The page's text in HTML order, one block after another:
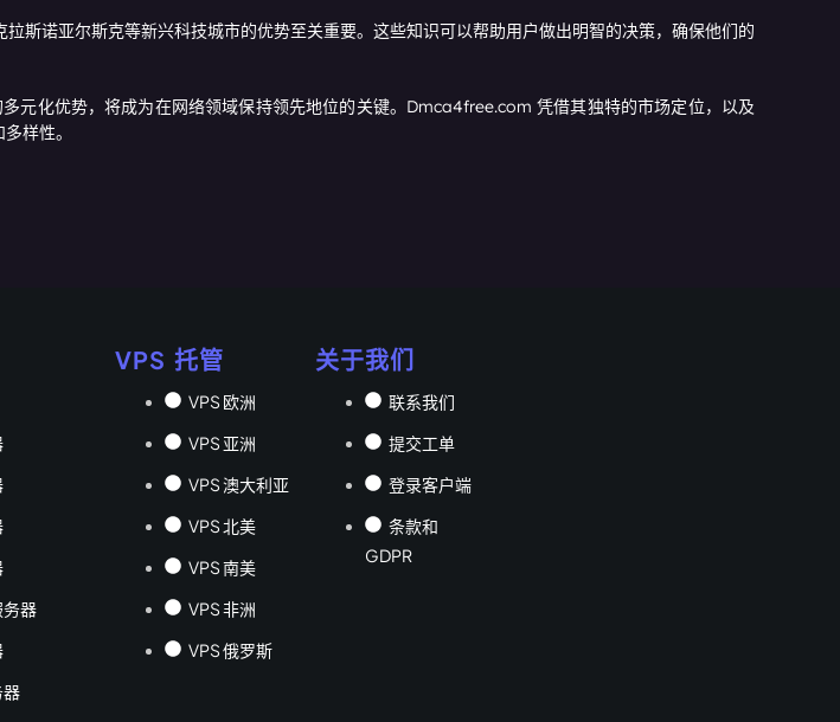
斯诺亚尔斯克等新兴科技城市的优势至关重要。这些知识可以帮助用户做出明智的决策，确保他们的
元化优势，将成为在网络领域保持领先地位的关键。Dmca4free.com 凭借其独特的市场定位，以及
样性。
器
器
VPS 托管
VPS 欧洲
VPS 亚洲
VPS 澳大利亚
VPS 北美
VPS 南美
VPS 非洲
VPS 俄罗斯
关于我们
联系我们
提交工单
登录客户端
条款和
GDPR